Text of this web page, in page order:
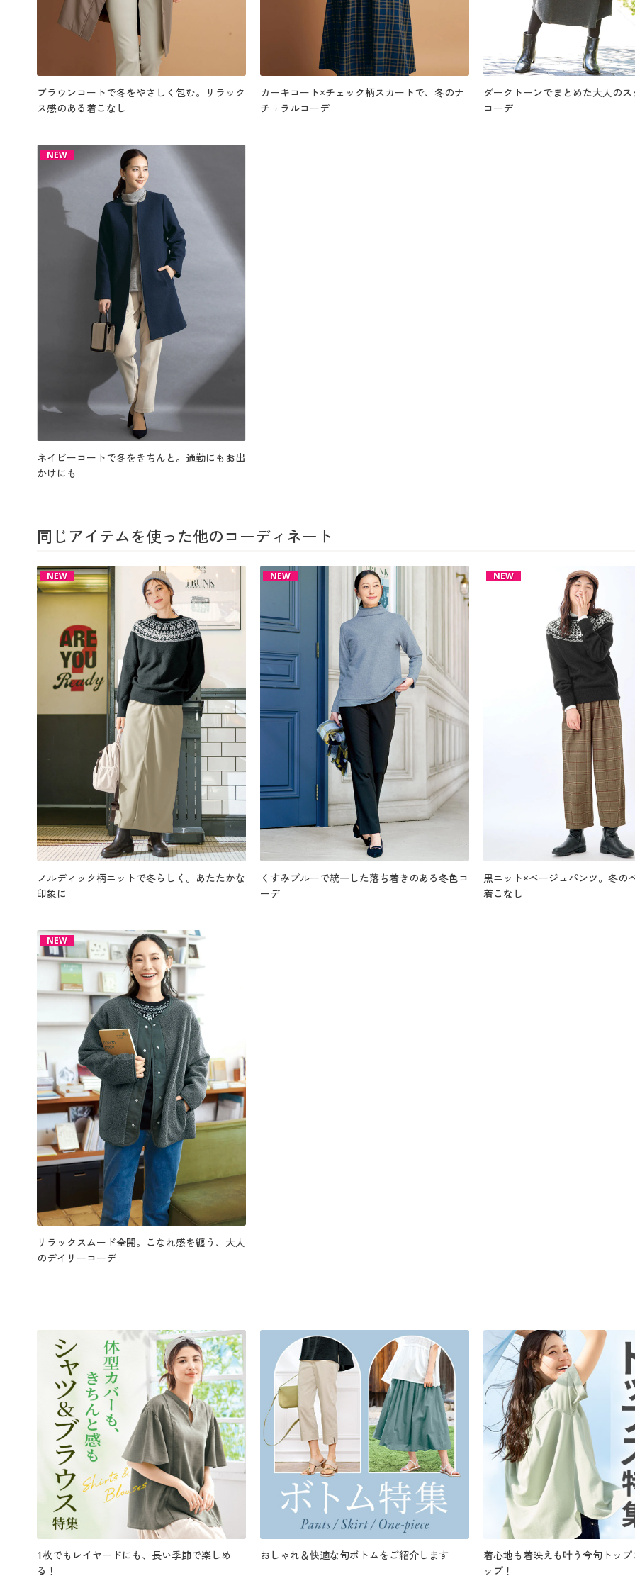
ブラウンコートで冬をやさしく包む。リラック
ス感のある着こなし
カーキコート×チェック柄スカートで、冬のナ
チュラルコーデ
ダークトーンでまとめた大人の
コーデ
NEW
ネイビーコートで冬をきちんと。通勤にもお出
かけにも
同じアイテムを使った他のコーディネート
NEW
ノルディック柄ニットで冬らしく。あたたかな
印象に
NEW
くすみブルーで統一した落ち着きのある冬色コ
ーデ
NEW
黒ニット×ベージュパンツ。冬の
着こなし
NEW
リラックスムード全開。こなれ感を纏う、大人
のデイリーコーデ
1枚でもレイヤードにも、長い季節で楽しめ
る！
おしゃれ＆快適な旬ボトムをご紹介します
着心地も着映えも叶う今旬トッ
ップ！